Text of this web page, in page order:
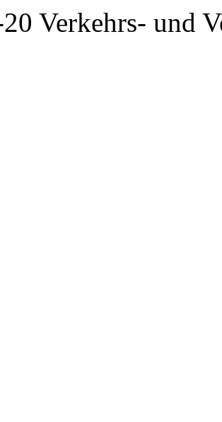
Verkehrs- und